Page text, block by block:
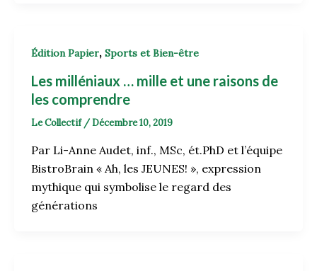
Édition Papier, Sports et Bien-être
Les milléniaux … mille et une raisons de
les comprendre
Le Collectif /Décembre 10, 2019
Par Li-Anne Audet, inf., MSc, ét.PhD et l’équipe
BistroBrain « Ah, les JEUNES! », expression
mythique qui symbolise le regard des
générations